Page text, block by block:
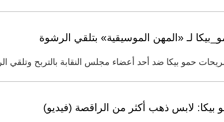
لـ «المهن الموسيقية» بتلقي الرشوة
حمو بيكا ضد أحد أعضاء مجلس النقابة بالتربح وتلقي
لابس ذهب أكثر من الراقصة (فيديو)